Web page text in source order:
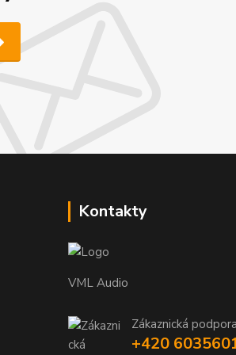
Kontakty
VML Audio
Zákaznická
+420